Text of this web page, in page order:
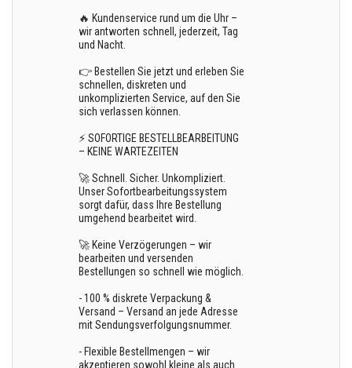
🔥 Kundenservice rund um die Uhr –
wir antworten schnell, jederzeit, Tag
und Nacht.
👉 Bestellen Sie jetzt und erleben Sie
schnellen, diskreten und
unkomplizierten Service, auf den Sie
sich verlassen können.
⚡ SOFORTIGE BESTELLBEARBEITUNG
– KEINE WARTEZEITEN
🚀 Schnell. Sicher. Unkompliziert.
Unser Sofortbearbeitungssystem
sorgt dafür, dass Ihre Bestellung
umgehend bearbeitet wird.
🚀 Keine Verzögerungen – wir
bearbeiten und versenden
Bestellungen so schnell wie möglich.
- 100 % diskrete Verpackung &
Versand – Versand an jede Adresse
mit Sendungsverfolgungsnummer.
- Flexible Bestellmengen – wir
akzeptieren sowohl kleine als auch